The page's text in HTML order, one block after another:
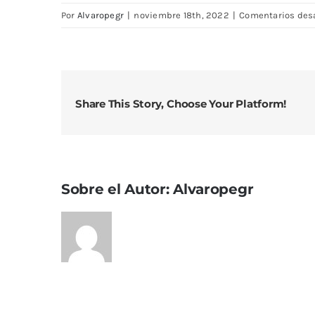
Por Alvaropegr | noviembre 18th, 2022 | Comentarios
Share This Story, Choose Your Platform!
Sobre el Autor:Alvaropegr